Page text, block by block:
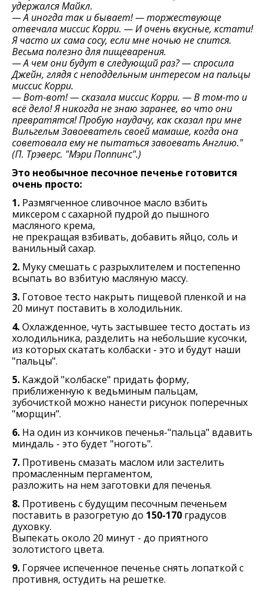
удержался Майкл.
— А иногда так и бывает! — торжествующе
отвечала миссис Корри. — И очень вкусные, кстати!
Я часто их сама сосу, если мне ночью не спится.
Весьма полезно для пищеварения.
— А чем они будут в следующий раз? — спросила
Джейн, глядя с неподдельным интересом на пальцы
миссис Корри.
— Вот-вот! — сказала миссис Корри. — В том-то и
всё дело! Я никогда не знаю заранее, во что они
превратятся! Пробую наудачу, как сказал при мне
Вильгельм Завоеватель своей мамаше, когда она
советовала ему не пытаться завоевать Англию."
(П. Трэверс. "Мэри Поппинс".)
Это необычное песочное печенье готовится
очень просто:
1. Размягченное сливочное масло взбить
миксером с сахарной пудрой до пышного
масляного крема,
не прекращая взбивать, добавить яйцо, соль и
ванильный сахар.
2. Муку смешать с разрыхлителем и постепенно
всыпать во взбитую масляную массу.
3. Готовое тесто накрыть пищевой пленкой и на
20 минут поставить в холодильник.
4.Охлажденное, чуть застывшее тесто достать из
холодильника, разделить на небольшие кусочки,
из которых скатать колбаски - это и будут наши
"пальцы".
5. Каждой "колбаске" придать форму,
приближенную к ведьминым пальцам,
зубочисткой можно нанести рисунок поперечных
"морщин".
6. На один из кончиков печенья-"пальца" вдавить
миндаль - это будет "ноготь".
7. Противень смазать маслом или застелить
промасленным пергаментом,
разложить на нем заготовки для печенья.
8. Противень с будущим песочным печеньем
поставить в разогретую до 150-170 градусов
духовку.
Выпекать около 20 минут - до приятного
золотистого цвета.
9. Горячее испеченное печенье снять лопаткой с
противня, остудить на решетке.